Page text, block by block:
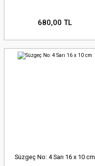
680,00 TL
Süzgeç No: 4 Sarı 16 x 10 cm